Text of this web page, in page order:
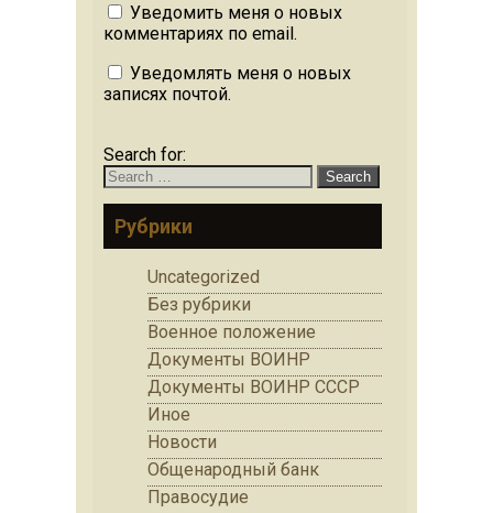
Уведомить меня о новых
комментариях по email.
Уведомлять меня о новых
записях почтой.
Search for:
Рубрики
Uncategorized
Без рубрики
Военное положение
Документы ВОИНР
Документы ВОИНР СССР
Иное
Новости
Общенародный банк
Правосудие